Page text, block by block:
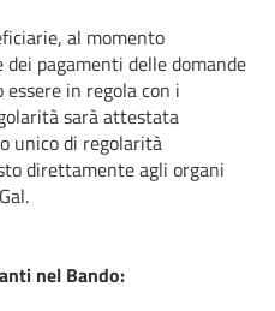
al momento
pagamenti delle domande
in regola con i
sarà attestata
unico di regolarità
direttamente agli organi
nel Bando: